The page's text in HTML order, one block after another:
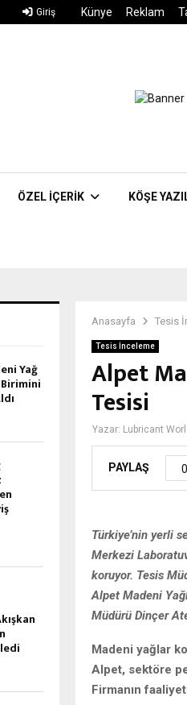
Giriş Künye Reklam
ÖZEL İÇERIK KÖŞE
Anasayfa Tesis
Tesis İnceleme
Alpet
Tesisi
Yazar: Lubricant
PAYLAŞ 0
Türkiye’nin yerli
Merkezi
koruyor. Tesis
Alpet Madeni
Müdürü Dinçer
Madeni yağlar
Alpet, sektöre
Firmanın
Yağ